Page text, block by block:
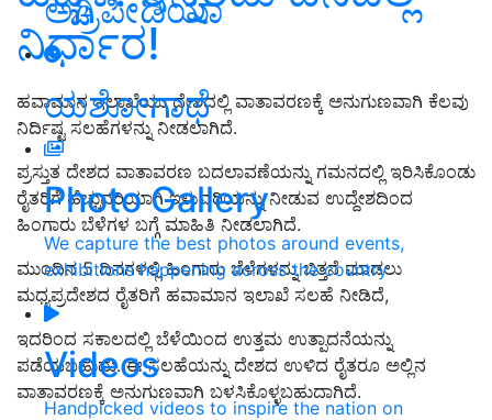
ಅಗ್ರಿಪೀಡಿಯಾ
ಯಶೋಗಾಥೆ
Photo Gallery
We capture the best photos around events,
exhibitions happening across the country
Videos
Handpicked videos to inspire the nation on
ನಿರ್ಧಾರ!
ಹವಾಮಾನ ಇಲಾಖೆಯು ದೇಶದಲ್ಲಿ ವಾತಾವರಣಕ್ಕೆ ಅನುಗುಣವಾಗಿ ಕೆಲವು
ನಿರ್ದಿಷ್ಟ ಸಲಹೆಗಳನ್ನು ನೀಡಲಾಗಿದೆ.
ಪ್ರಸ್ತುತ ದೇಶದ ವಾತಾವರಣ ಬದಲಾವಣೆಯನ್ನು ಗಮನದಲ್ಲಿ ಇರಿಸಿಕೊಂಡು
ರೈತರಿಗೆ ಹೆಚ್ಚುವರಿಯಾಗಿ ಇಳುವರಿಯನ್ನು ನೀಡುವ ಉದ್ದೇಶದಿಂದ
ಹಿಂಗಾರು ಬೆಳೆಗಳ ಬಗ್ಗೆ ಮಾಹಿತಿ ನೀಡಲಾಗಿದೆ.
ಮುಂದಿನ 5 ದಿನಗಳಲ್ಲಿ ಹಿಂಗಾರು ಬೆಳೆಗಳನ್ನುಬಿತ್ತನೆ ಮಾಡಲು
ಮಧ್ಯಪ್ರದೇಶದ ರೈತರಿಗೆ ಹವಾಮಾನ ಇಲಾಖೆ ಸಲಹೆ ನೀಡಿದೆ,
ಇದರಿಂದ ಸಕಾಲದಲ್ಲಿ ಬೆಳೆಯಿಂದ ಉತ್ತಮ ಉತ್ಪಾದನೆಯನ್ನು
ಪಡೆಯಬಹುದು. ಈ ಸಲಹೆಯನ್ನು ದೇಶದ ಉಳಿದ ರೈತರೂ ಅಲ್ಲಿನ
ವಾತಾವರಣಕ್ಕೆ ಅನುಗುಣವಾಗಿ ಬಳಸಿಕೊಳ್ಳಬಹುದಾಗಿದೆ.